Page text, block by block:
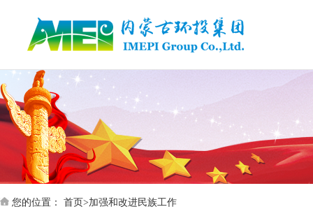
您的位置： 首页>加强和改进民族工作